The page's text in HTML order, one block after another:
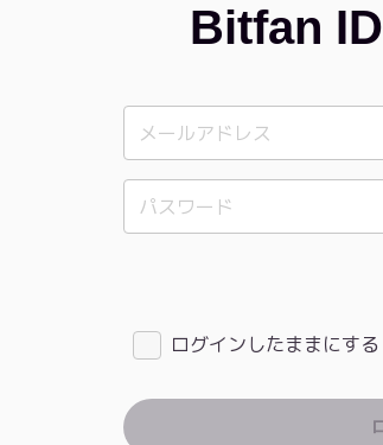
Bitfan
ログインしたままにする